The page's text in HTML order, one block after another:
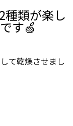
種類が楽し
す🍏
て乾燥させまし